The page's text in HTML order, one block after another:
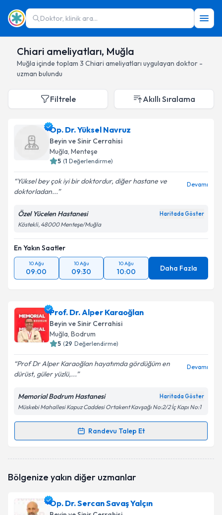
Doktor, klinik ara...
Chiari ameliyatları, Muğla
Muğla içinde toplam 3 Chiari ameliyatları uygulayan doktor -
uzman bulundu
Filtrele Akıllı Sıralama
Op. Dr. Yüksel Navruz
Beyin ve Sinir Cerrahisi
Muğla, Menteşe
5 (1 Değerlendirme)
Yüksel bey çok iyi bir doktordur, diğer hastane ve
doktorladan...
Devamı
Özel Yücelen Hastanesi Haritada Göster
Köstekli, 48000 Menteşe/Muğla
En Yakın Saatler
10 Ağu
09:00
10 Ağu
09:30
10 Ağu
10:00 Daha Fazla
Prof. Dr. Alper Karaoğlan
Beyin ve Sinir Cerrahisi
Muğla, Bodrum
5 (29 Değerlendirme)
Prof Dr Alper Karaoğlan hayatımda gördüğüm en
dürüst, güler yüzlü,...
Devamı
Memorial Bodrum Hastanesi Haritada Göster
Müskebi Mahallesi Kapuz Caddesi Ortakent Kavşağı No:2/2 İç Kapı No:1
Randevu Talep Et
Randevu Takvimi Talebi
talebi oluşturun. Size bu uzmandan randevu almanız
bilgilendireceğiz.
Bölgenize yakın diğer uzmanlar
Op. Dr. Sercan Savaş Yalçın